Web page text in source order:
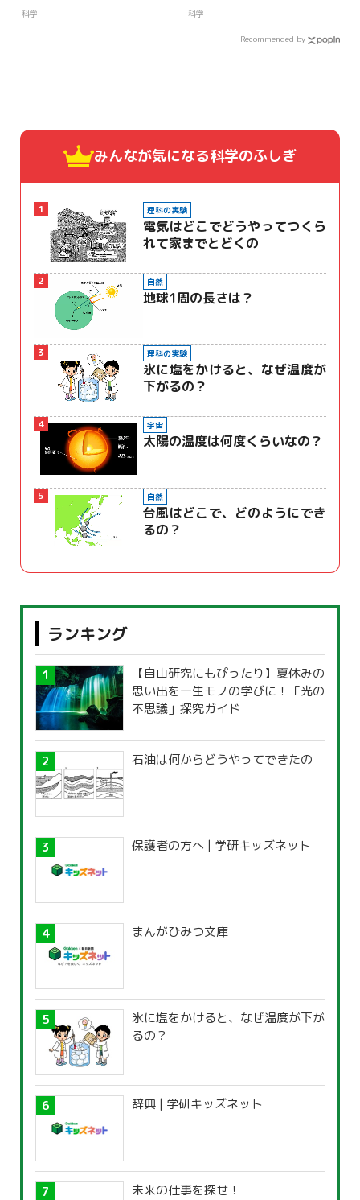
科学 科学
Recommended by
みんなが気になる科学のふしぎ
1 理科の実験
電気はどこでどうやってつくら
れて家までとどくの
2 自然
地球1周の長さは？
3 理科の実験
氷に塩をかけると、なぜ温度が
下がるの？
4 宇宙
太陽の温度は何度くらいなの？
5 自然
台風はどこで、どのようにでき
るの？
ランキング
【自由研究にもぴったり】夏休みの
思い出を一生モノの学びに！「光の
不思議」探究ガイド
石油は何からどうやってできたの
保護者の方へ | 学研キッズネット
まんがひみつ文庫
氷に塩をかけると、なぜ温度が下が
るの？
辞典 | 学研キッズネット
未来の仕事を探せ！